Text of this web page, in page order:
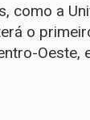
como a
o
Oeste,